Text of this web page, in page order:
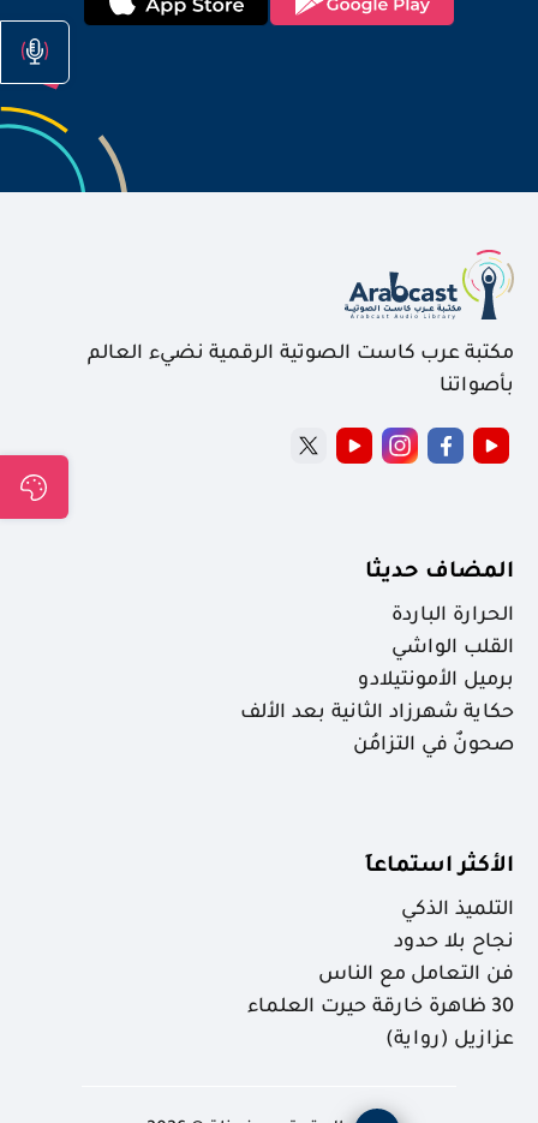
مكتبة عرب كاست الصوتية الرقمية نضيء العالم
بأصواتنا
المضاف حديثا
الحرارة الباردة
القلب الواشي
برميل الأمونتيلادو
حكاية شهرزاد الثانية بعد الألف
صحونٌ في التزامُن
الأكثر استماعاَ
التلميذ الذكي
نجاح بلا حدود
فن التعامل مع الناس
30 ظاهرة خارقة حيرت العلماء
عزازيل (رواية)